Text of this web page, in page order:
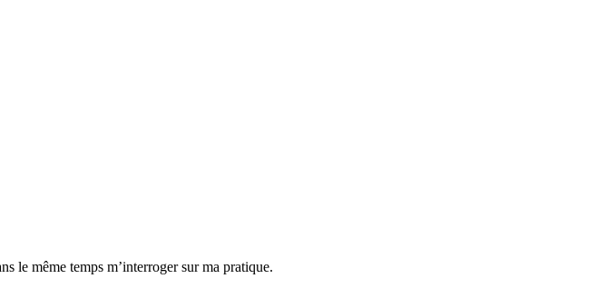
le même temps m’interroger sur ma pratique.